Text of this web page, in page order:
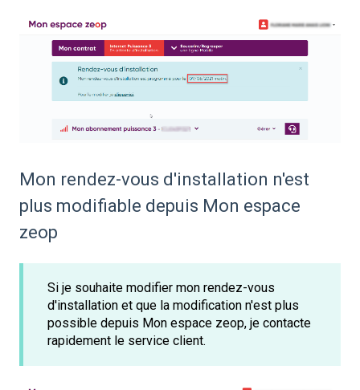
Mon rendez-vous d'installation n'est
plus modifiable depuis Mon espace
zeop
Si je souhaite modifier mon rendez-vous
d'installation et que la modification n'est plus
possible depuis Mon espace zeop, je contacte
rapidement le service client.